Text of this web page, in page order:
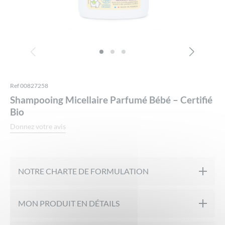
Ref 00827258
Shampooing Micellaire Parfumé Bébé – Certifié
Bio
Donnez votre avis
NOTRE CHARTE DE FORMULATION
MON PRODUIT EN DÉTAILS